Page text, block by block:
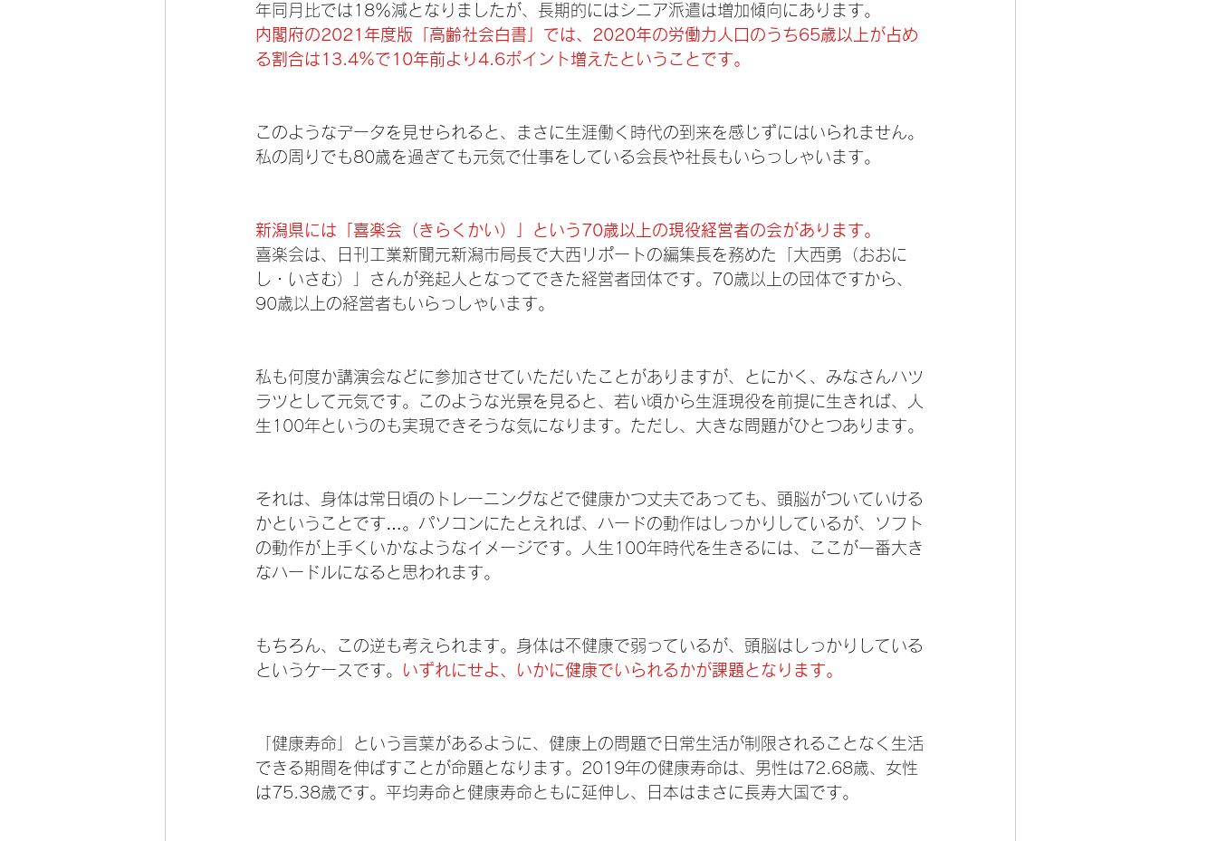
年同月比では18％減となりましたが、長期的にはシニア派遣は増加傾向にあります。
内閣府の2021年度版「高齢社会白書」では、2020年の労働力人口のうち65歳以上が占め
る割合は13.4％で10年前より4.6ポイント増えたということです。
このようなデータを見せられると、まさに生涯働く時代の到来を感じずにはいられません。
私の周りでも80歳を過ぎても元気で仕事をしている会長や社長もいらっしゃいます。
新潟県には「喜楽会（きらくかい）」という70歳以上の現役経営者の会があります。
喜楽会は、日刊工業新聞元新潟市局長で大西リポートの編集長を務めた「大西勇（おおに
し・いさむ）」さんが発起人となってできた経営者団体です。70歳以上の団体ですから、
90歳以上の経営者もいらっしゃいます。
私も何度か講演会などに参加させていただいたことがありますが、とにかく、みなさんハツ
ラツとして元気です。このような光景を見ると、若い頃から生涯現役を前提に生きれば、人
生100年というのも実現できそうな気になります。ただし、大きな問題がひとつあります。
それは、身体は常日頃のトレーニングなどで健康かつ丈夫であっても、頭脳がついていける
かということです…。パソコンにたとえれば、ハードの動作はしっかりしているが、ソフト
の動作が上手くいかなようなイメージです。人生100年時代を生きるには、ここが一番大き
なハードルになると思われます。
もちろん、この逆も考えられます。身体は不健康で弱っているが、頭脳はしっかりしている
というケースです。
いずれにせよ、いかに健康でいられるかが課題となります。
「健康寿命」という言葉があるように、健康上の問題で日常生活が制限されることなく生活
できる期間を伸ばすことが命題となります。2019年の健康寿命は、男性は72.68歳、女性
は75.38歳です。平均寿命と健康寿命ともに延伸し、日本はまさに長寿大国です。